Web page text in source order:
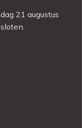
21 augustus